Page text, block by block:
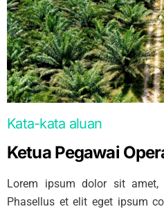
Kata-kata aluan
Ketua Pegawai
Lorem ipsum dolor sit amet,
Phasellus et elit eget ipsum